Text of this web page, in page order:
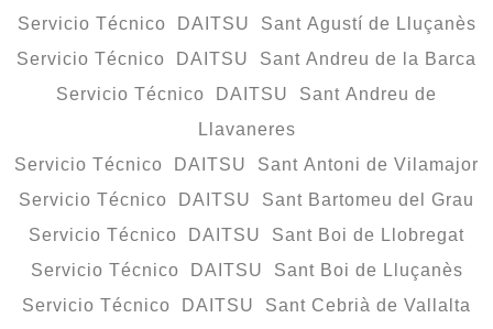
Servicio Técnico DAITSU Sant Agustí de Lluçanès
Servicio Técnico DAITSU Sant Andreu de la Barca
Servicio Técnico DAITSU Sant Andreu de
Llavaneres
Servicio Técnico DAITSU Sant Antoni de Vilamajor
Servicio Técnico DAITSU Sant Bartomeu del Grau
Servicio Técnico DAITSU Sant Boi de Llobregat
Servicio Técnico DAITSU Sant Boi de Lluçanès
Servicio Técnico DAITSU Sant Cebrià de Vallalta